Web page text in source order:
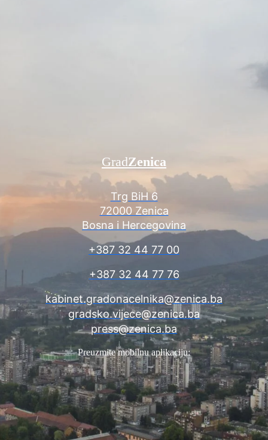
Trg BiH 6
72000 Zenica
Bosna i Hercegovina
+387 32 44 77 00
+387 32 44 77 76
kabinet.gradonacelnika@zenica.ba
gradsko.vijece@zenica.ba
press@zenica.ba
GradZenica
Preuzmite mobilnu aplikaciju: